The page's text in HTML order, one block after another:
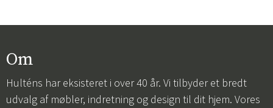
Om
Hulténs har eksisteret i over 40 år. Vi tilbyder et bredt
udvalg af møbler, indretning og design til dit hjem. Vores